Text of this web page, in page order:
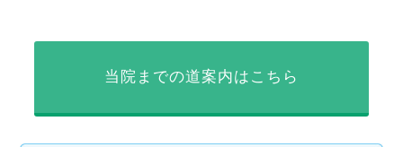
当院までの道案内はこちら